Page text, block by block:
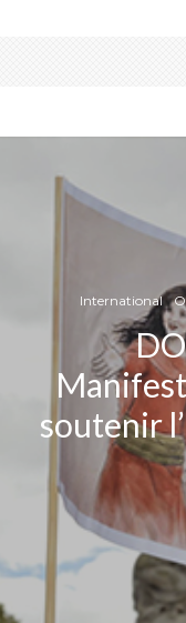
International
soutenir